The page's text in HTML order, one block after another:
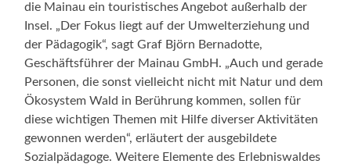
die Mainau ein touristisches Angebot außerhalb der
Insel. „Der Fokus liegt auf der Umwelterziehung und
der Pädagogik“, sagt Graf Björn Bernadotte,
Geschäftsführer der Mainau GmbH. „Auch und gerade
Personen, die sonst vielleicht nicht mit Natur und dem
Ökosystem Wald in Berührung kommen, sollen für
diese wichtigen Themen mit Hilfe diverser Aktivitäten
gewonnen werden“, erläutert der ausgebildete
Sozialpädagoge. Weitere Elemente des Erlebniswaldes